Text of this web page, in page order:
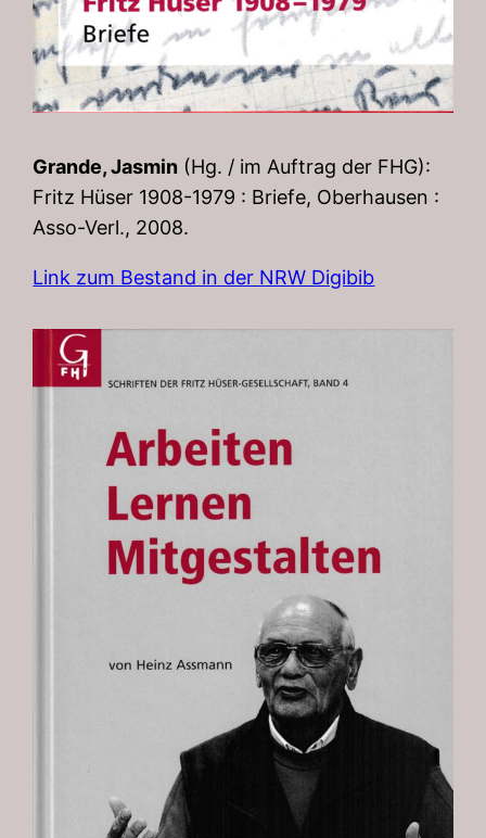
Grande, Jasmin (Hg. / im Auftrag der FHG):
Fritz Hüser 1908-1979 : Briefe, Oberhausen :
Asso-Verl., 2008.
Link zum Bestand in der NRW Digibib